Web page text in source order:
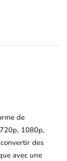
de
1080p,
des
avec une